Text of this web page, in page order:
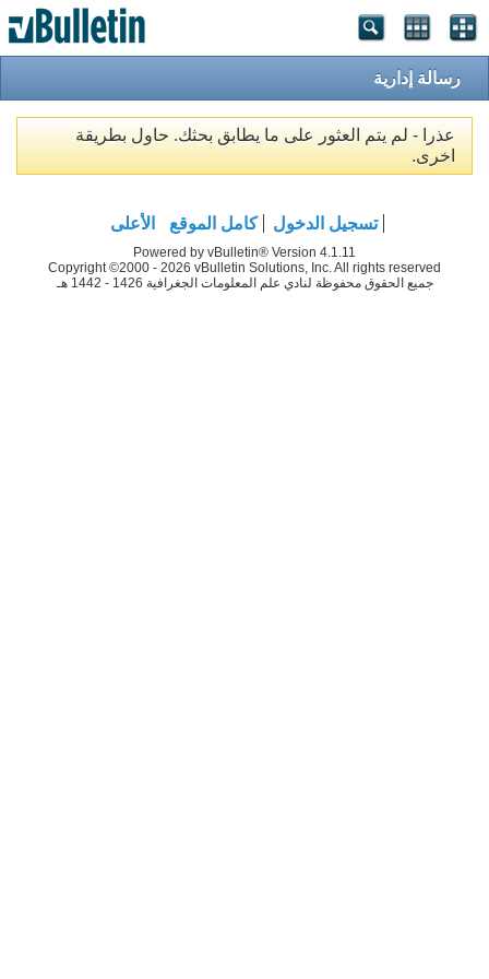
رسالة إدارية
عذرا - لم يتم العثور على ما يطابق بحثك. حاول بطريقة
اخرى.
تسجيل الدخول كامل الموقع الأعلى
Powered by vBulletin® Version 4.1.11
Copyright ©2000 - 2026 vBulletin Solutions, Inc. All rights reserved
جميع الحقوق محفوظة لنادي علم المعلومات الجغرافية 1426 - 1442 هـ